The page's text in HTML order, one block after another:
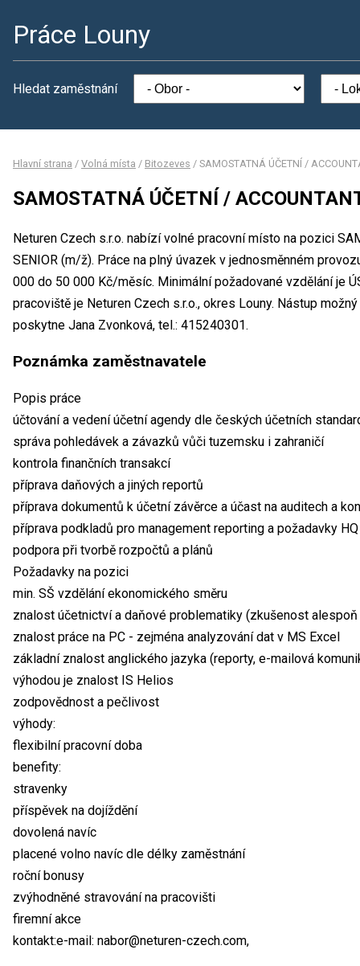
Práce Louny
Hledat zaměstnání
Hlavní strana / Volná místa / Bitozeves / SAMOSTATNÁ ÚČETNÍ /
SAMOSTATNÁ ÚČETNÍ /
Neturen Czech s.r.o. nabízí volné pracovní místo na pozici
SENIOR (m/ž). Práce na plný úvazek v jednosměnném
000 do 50 000 Kč/měsíc. Minimální požadované vzdělání je
pracoviště je Neturen Czech s.r.o., okres Louny. Nástup
poskytne Jana Zvonková, tel.: 415240301.
Poznámka zaměstnavatele
Popis práce
účtování a vedení účetní agendy dle českých účetních
správa pohledávek a závazků vůči tuzemsku i zahraničí
kontrola finančních transakcí
příprava daňových a jiných reportů
příprava dokumentů k účetní závěrce a účast na auditech a
příprava podkladů pro management reporting a požadavky HQ
podpora při tvorbě rozpočtů a plánů
Požadavky na pozici
min. SŠ vzdělání ekonomického směru
znalost účetnictví a daňové problematiky (zkušenost
znalost práce na PC - zejména analyzování dat v MS Excel
základní znalost anglického jazyka (reporty, e-mailová
výhodou je znalost IS Helios
zodpovědnost a pečlivost
výhody:
flexibilní pracovní doba
benefity:
stravenky
příspěvek na dojíždění
dovolená navíc
placené volno navíc dle délky zaměstnání
roční bonusy
zvýhodněné stravování na pracovišti
firemní akce
kontakt:e-mail: nabor@neturen-czech.com,